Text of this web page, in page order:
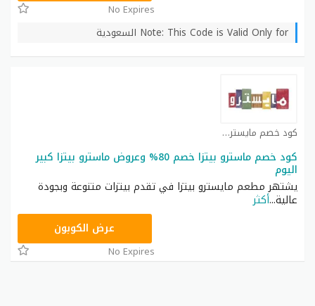
No Expires
Note: This Code is Valid Only for السعودية
كود خصم مايسترو بيتزا كوبون
كود خصم ماسترو بيتزا خصم 80% وعروض ماسترو بيتزا كبير
اليوم
يشتهر مطعم مايسترو بيتزا في تقدم بيتزات متنوعة وبجودة
عالية...أكثر
DELIVERYعرض الكوبون
No Expires